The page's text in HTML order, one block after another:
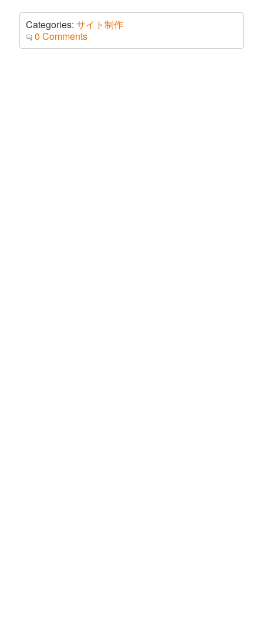
Categories: サイト制作
0 Comments